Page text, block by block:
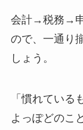
会計→税務→
ので、一通り
しょう。
「慣れている
よっぽどのこ